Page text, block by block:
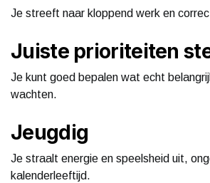
Je streeft naar kloppend werk en
Juiste prioriteiten
Je kunt goed bepalen wat echt
wachten.
Jeugdig
Je straalt energie en speelsheid uit,
kalenderleeftijd.